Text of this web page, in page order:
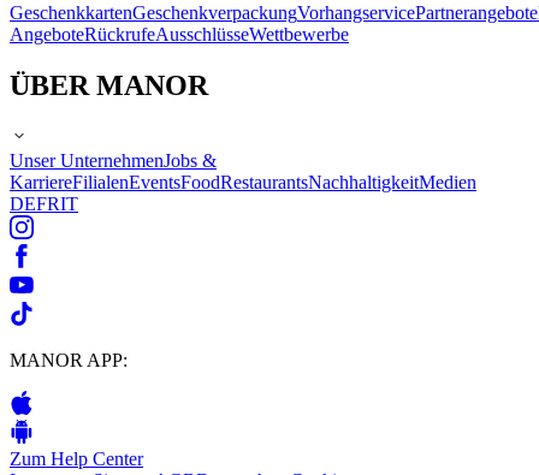
GeschenkkartenGeschenkverpackungVorhangservicePartnerangebote
AngeboteRückrufeAusschlüsseWettbewerbe
ÜBER MANOR
Unser UnternehmenJobs &
KarriereFilialenEventsFoodRestaurantsNachhaltigkeitMedien
DEFRIT
MANOR APP:
Zum Help Center